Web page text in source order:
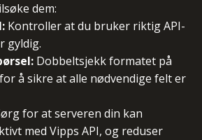
dem:
Kontroller at du bruker riktig API-
gyldig.
Dobbeltsjekk formatet på
å sikre at alle nødvendige felt er
for at serveren din kan
med Vipps API, og reduser